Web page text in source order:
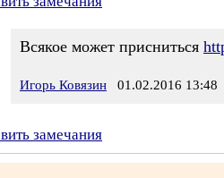
Всякое может присниться
Игорь Ковязин 01.02.2016 13:48
замечания